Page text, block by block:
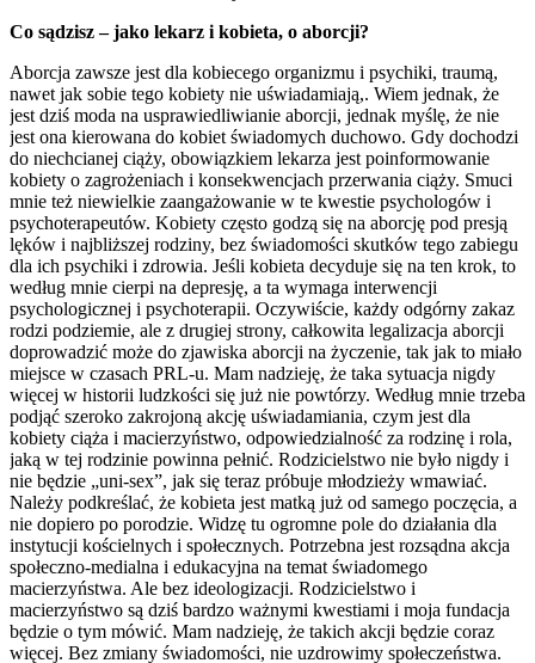
Co sądzisz – jako lekarz i kobieta, o aborcji?
Aborcja zawsze jest dla kobiecego organizmu i psychiki, traumą,
nawet jak sobie tego kobiety nie uświadamiają,. Wiem jednak, że
jest dziś moda na usprawiedliwianie aborcji, jednak myślę, że nie
jest ona kierowana do kobiet świadomych duchowo. Gdy dochodzi
do niechcianej ciąży, obowiązkiem lekarza jest poinformowanie
kobiety o zagrożeniach i konsekwencjach przerwania ciąży. Smuci
mnie też niewielkie zaangażowanie w te kwestie psychologów i
psychoterapeutów. Kobiety często godzą się na aborcję pod presją
lęków i najbliższej rodziny, bez świadomości skutków tego zabiegu
dla ich psychiki i zdrowia. Jeśli kobieta decyduje się na ten krok, to
według mnie cierpi na depresję, a ta wymaga interwencji
psychologicznej i psychoterapii. Oczywiście, każdy odgórny zakaz
rodzi podziemie, ale z drugiej strony, całkowita legalizacja aborcji
doprowadzić może do zjawiska aborcji na życzenie, tak jak to miało
miejsce w czasach PRL-u. Mam nadzieję, że taka sytuacja nigdy
więcej w historii ludzkości się już nie powtórzy. Według mnie trzeba
podjąć szeroko zakrojoną akcję uświadamiania, czym jest dla
kobiety ciąża i macierzyństwo, odpowiedzialność za rodzinę i rola,
jaką w tej rodzinie powinna pełnić. Rodzicielstwo nie było nigdy i
nie będzie „uni-sex”, jak się teraz próbuje młodzieży wmawiać.
Należy podkreślać, że kobieta jest matką już od samego poczęcia, a
nie dopiero po porodzie. Widzę tu ogromne pole do działania dla
instytucji kościelnych i społecznych. Potrzebna jest rozsądna akcja
społeczno-medialna i edukacyjna na temat świadomego
macierzyństwa. Ale bez ideologizacji. Rodzicielstwo i
macierzyństwo są dziś bardzo ważnymi kwestiami i moja fundacja
będzie o tym mówić. Mam nadzieję, że takich akcji będzie coraz
więcej. Bez zmiany świadomości, nie uzdrowimy społeczeństwa.